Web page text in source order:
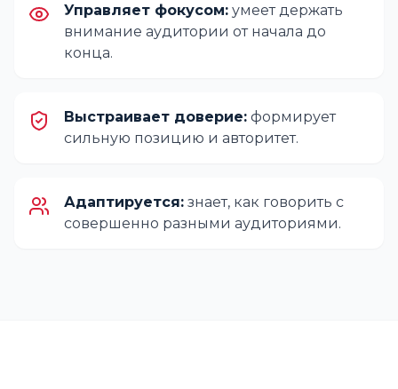
Управляет фокусом: умеет держать
внимание аудитории от начала до
конца.
Выстраивает доверие: формирует
сильную позицию и авторитет.
Адаптируется: знает, как говорить с
совершенно разными аудиториями.